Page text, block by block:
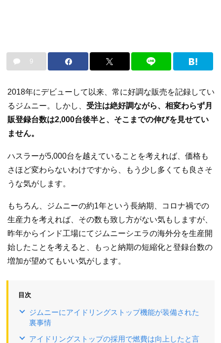
9
2018年にデビューして以来、常に好調な販売を記録してい
るジムニー。しかし、 受注は絶好調ながら、相変わらず月
販登録台数は2,000台後半と、そこまでの伸びを見せてい
ません。
ハスラーが5,000台を越えていることを考えれば、価格も
さほど変わらないわけですから、もう少し多くても良さそ
うな気がします。
もちろん、ジムニーの約1年という長納期、コロナ禍での
生産力を考えれば、その数も致し方がない気もしますが、
昨年からインド工場にてジムニーシエラの海外分を生産開
始したことを考えると、もっと納期の短縮化と登録台数の
増加が望めてもいい気がします。
目次
ジムニーにアイドリングストップ機能が装備された
裏事情
アイドリングストップの採用で燃費は向上したと言